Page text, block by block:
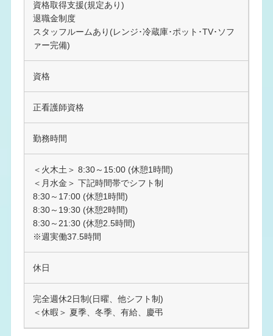
資格取得支援(規定あり)
退職金制度
スタッフルームあり(レンジ･冷蔵庫･ポット･TV･ソフ
ァー完備)
資格
正看護師資格
勤務時間
＜火木土＞ 8:30～15:00 (休憩1時間)
＜月水金＞ 下記時間帯でシフト制
8:30～17:00 (休憩1時間)
8:30～19:30 (休憩2時間)
8:30～21:30 (休憩2.5時間)
※週実働37.5時間
休日
完全週休2日制(日曜、他シフト制)
＜休暇＞ 夏季、冬季、有給、慶弔